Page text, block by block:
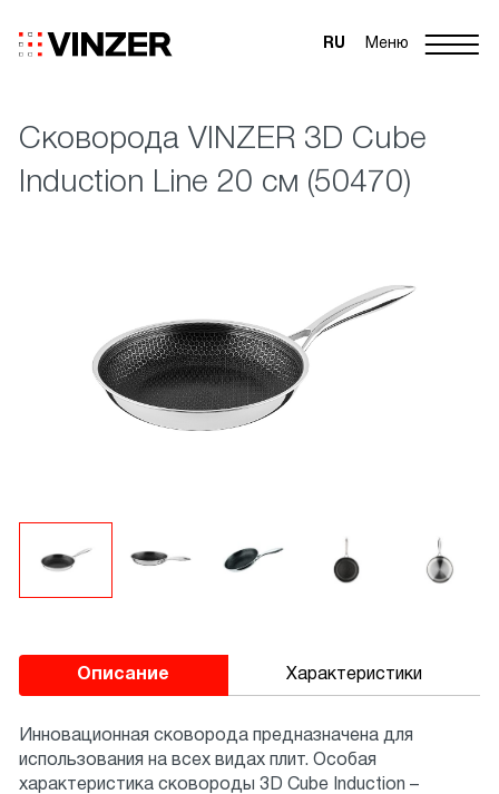
Меню
RU
Сковорода VINZER 3D Cube
Induction Line 20 см (50470)
Описание Характеристики
Инновационная сковорода предназначена для
использования на всех видах плит. Особая
характеристика сковороды 3D Cube Induction –